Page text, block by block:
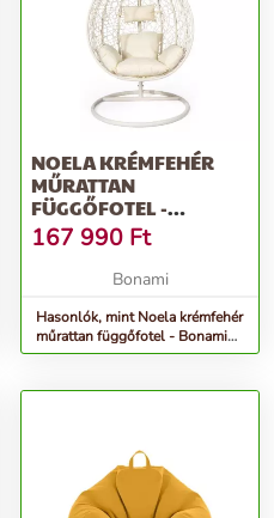
NOELA KRÉMFEHÉR
MŰRATTAN
FÜGGŐFOTEL -
BONAMI SELECTION
167 990 Ft
Bonami
Hasonlók, mint Noela krémfehér
műrattan függőfotel - Bonami
Selection